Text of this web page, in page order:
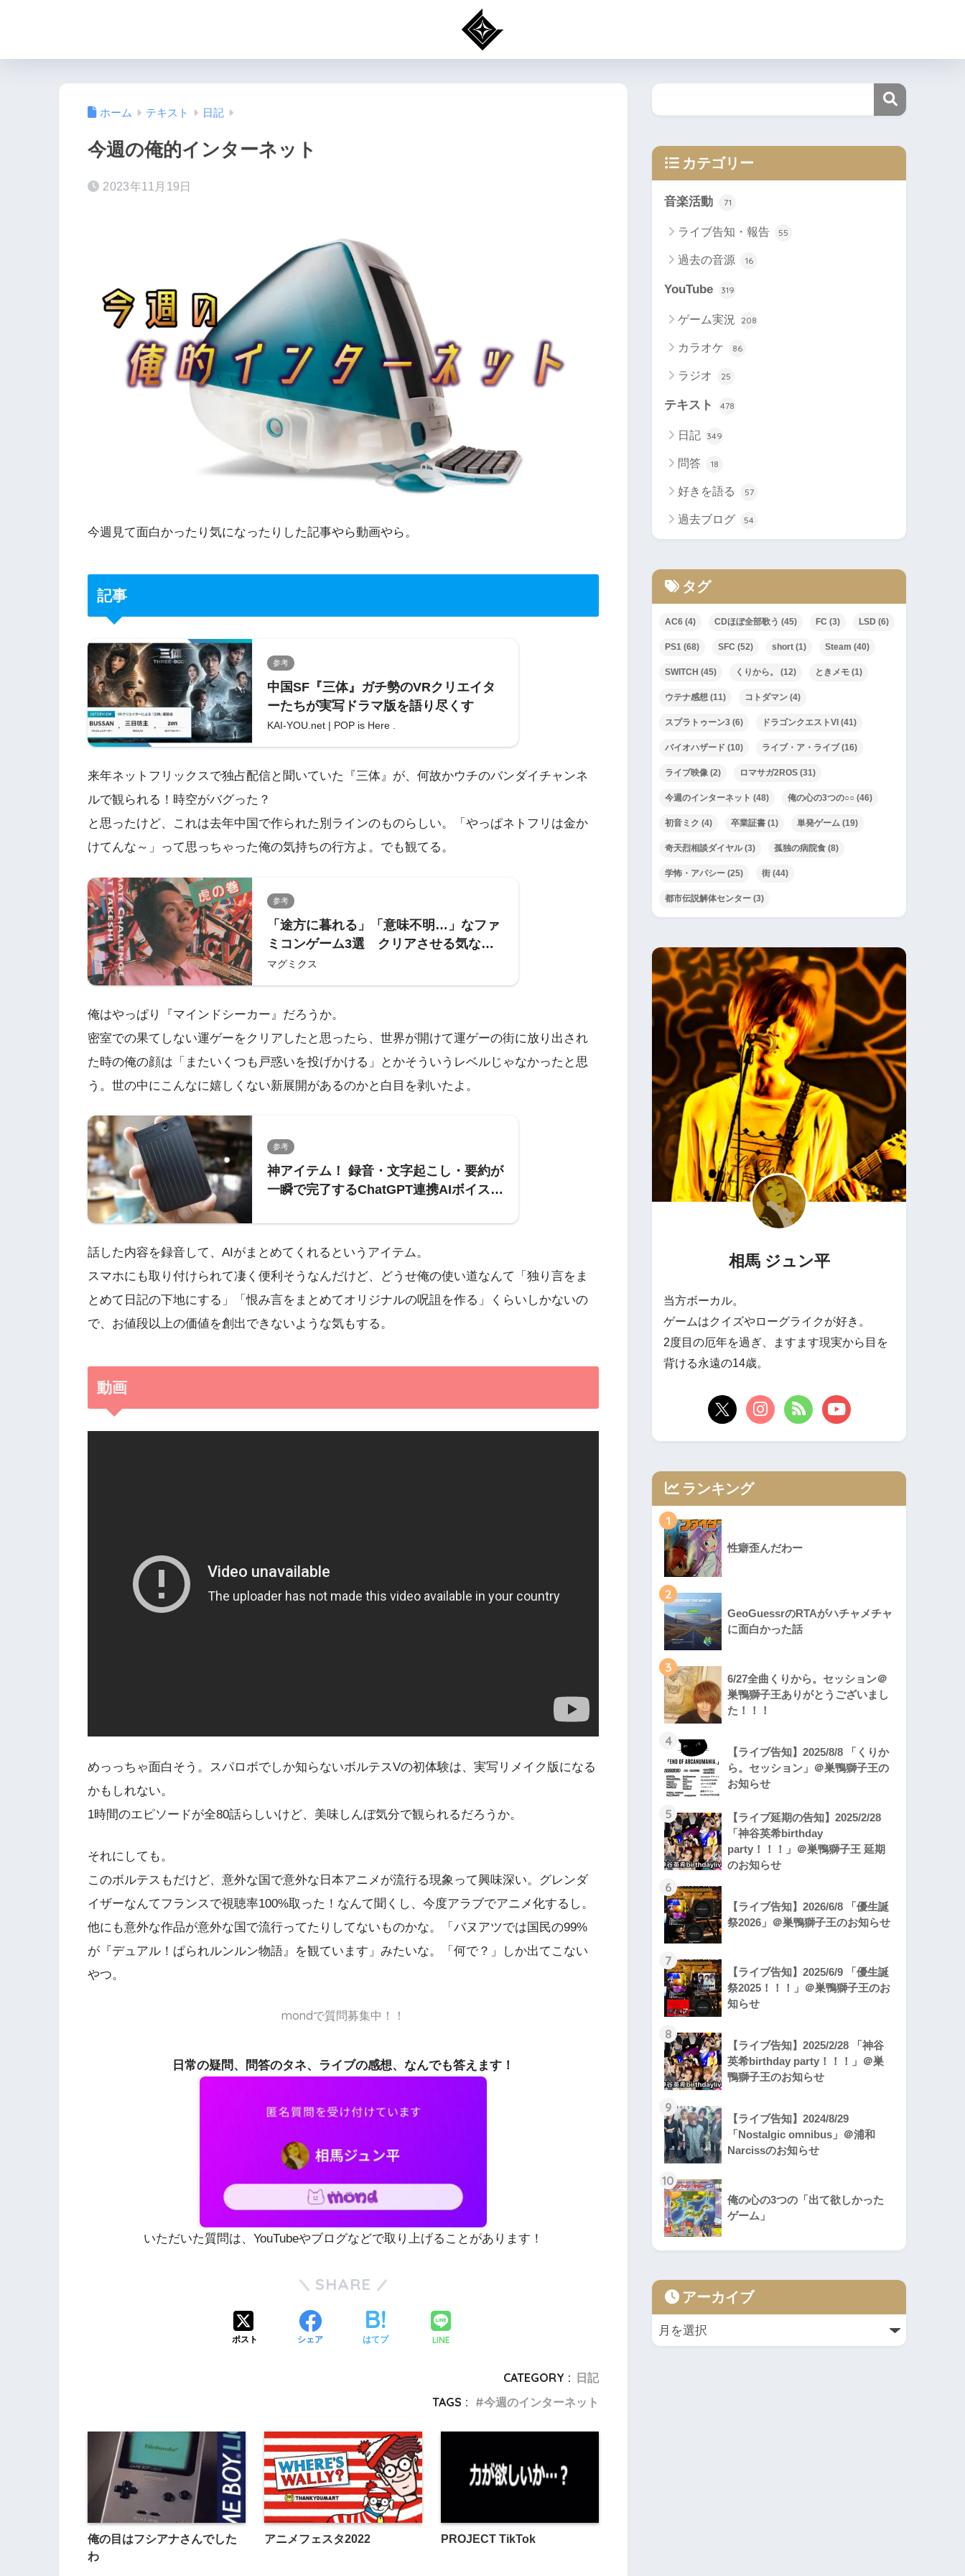
ホーム テキスト 日記
今週の俺的インターネット
2023年11月19日
今週見て面白かったり気になったりした記事やら動画やら。
記事
参考
中国SF『三体』ガチ勢のVRクリエイタ
ーたちが実写ドラマ版を語り尽くす
KAI-YOU.net | POP is Here .
来年ネットフリックスで独占配信と聞いていた『三体』が、何故かウチのバンダイチャンネ
ルで観られる！時空がバグった？
と思ったけど、これは去年中国で作られた別ラインのものらしい。「やっぱネトフリは金か
けてんな～」って思っちゃった俺の気持ちの行方よ。でも観てる。
参考
「途方に暮れる」「意味不明…」なファ
ミコンゲーム3選 クリアさせる気ない
よね？
マグミクス
俺はやっぱり『マインドシーカー』だろうか。
密室での果てしない運ゲーをクリアしたと思ったら、世界が開けて運ゲーの街に放り出され
た時の俺の顔は「またいくつも戸惑いを投げかける」とかそういうレベルじゃなかったと思
う。世の中にこんなに嬉しくない新展開があるのかと白目を剥いたよ。
参考
神アイテム！ 録音・文字起こし・要約が
一瞬で完了するChatGPT連携AIボイスレ
話した内容を録音して、AIがまとめてくれるというアイテム。
スマホにも取り付けられて凄く便利そうなんだけど、どうせ俺の使い道なんて「独り言をま
とめて日記の下地にする」「恨み言をまとめてオリジナルの呪詛を作る」くらいしかないの
で、お値段以上の価値を創出できないような気もする。
動画
めっっちゃ面白そう。スパロボでしか知らないボルテスVの初体験は、実写リメイク版になる
かもしれない。
1時間のエピソードが全80話らしいけど、美味しんぼ気分で観られるだろうか。
それにしても。
このボルテスもだけど、意外な国で意外な日本アニメが流行る現象って興味深い。グレンダ
イザーなんてフランスで視聴率100%取った！なんて聞くし、今度アラブでアニメ化するし。
他にも意外な作品が意外な国で流行ってたりしてないものかな。「バヌアツでは国民の99%
が『デュアル！ぱられルンルン物語』を観ています」みたいな。「何で？」しか出てこない
やつ。
mondで質問募集中！！
日常の疑問、問答のタネ、ライブの感想、なんでも答えます！
いただいた質問は、YouTubeやブログなどで取り上げることがあります！
SHARE
ポスト シェア はてブ LINE
CATEGORY : 日記
TAGS :
今週のインターネット
俺の目はフシアナさんでした
わ
アニメフェスタ2022 PROJECT TikTok
カテゴリー
音楽活動 71
ライブ告知・報告 55
過去の音源 16
YouTube 319
ゲーム実況 208
カラオケ 86
ラジオ 25
テキスト 478
日記 349
問答 18
好きを語る 57
過去ブログ 54
タグ
AC6 (4) CDほぼ全部歌う (45) FC (3) LSD (6)
PS1 (68) SFC (52) short (1) Steam (40)
SWITCH (45) くりから。 (12) ときメモ (1)
ウテナ感想 (11) コトダマン (4)
スプラトゥーン3 (6) ドラゴンクエストVI (41)
バイオハザード (10) ライブ・ア・ライブ(16)
ライブ映像 (2) ロマサガ2ROS (31)
今週のインターネット (48) 俺の心の3つの○○ (46)
初音ミク (4) 卒業証書 (1) 単発ゲーム (19)
奇天烈相談ダイヤル(3) 孤独の病院食 (8)
学怖・アパシー (25) 街 (44)
都市伝説解体センター (3)
相馬 ジュン平
当方ボーカル。
ゲームはクイズやローグライクが好き。
2度目の厄年を過ぎ、ますます現実から目を
背ける永遠の14歳。
ランキング
1
性癖歪んだわー
2
GeoGuessrのRTAがハチャメチャ
に面白かった話
3
6/27全曲くりから。セッション＠
巣鴨獅子王ありがとうございまし
た！！！
4
【ライブ告知】2025/8/8 「くりか
ら。セッション」＠巣鴨獅子王の
お知らせ
5
【ライブ延期の告知】2025/2/28
「神谷英希birthday
party！！！」＠巣鴨獅子王 延期
のお知らせ
6
【ライブ告知】2026/6/8 「優生誕
祭2026」＠巣鴨獅子王のお知らせ
7
【ライブ告知】2025/6/9 「優生誕
祭2025！！！」＠巣鴨獅子王のお
知らせ
8
【ライブ告知】2025/2/28 「神谷
英希birthday party！！！」＠巣
鴨獅子王のお知らせ
9
【ライブ告知】2024/8/29
「Nostalgic omnibus」＠浦和
Narcissのお知らせ
10
俺の心の3つの「出て欲しかった
ゲーム」
アーカイブ